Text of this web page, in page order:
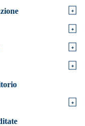
+
+
+
+
+